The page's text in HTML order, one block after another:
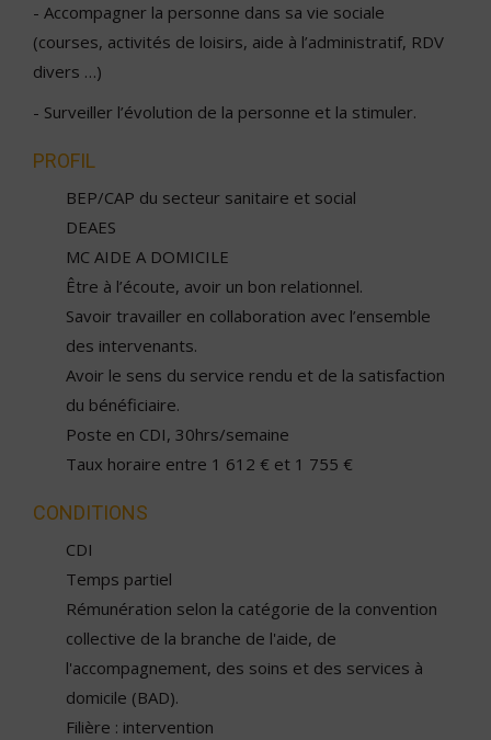
- Accompagner la personne dans sa vie sociale
(courses, activités de loisirs, aide à l’administratif, RDV
divers …)
- Surveiller l’évolution de la personne et la stimuler.
PROFIL
BEP/CAP du secteur sanitaire et social
DEAES
MC AIDE A DOMICILE
Être à l’écoute, avoir un bon relationnel.
Savoir travailler en collaboration avec l’ensemble
des intervenants.
Avoir le sens du service rendu et de la satisfaction
du bénéficiaire.
Poste en CDI, 30hrs/semaine
Taux horaire entre 1 612 € et 1 755 €
CONDITIONS
CDI
Temps partiel
Rémunération selon la catégorie de la convention
collective de la branche de l'aide, de
l'accompagnement, des soins et des services à
domicile (BAD).
Filière : intervention